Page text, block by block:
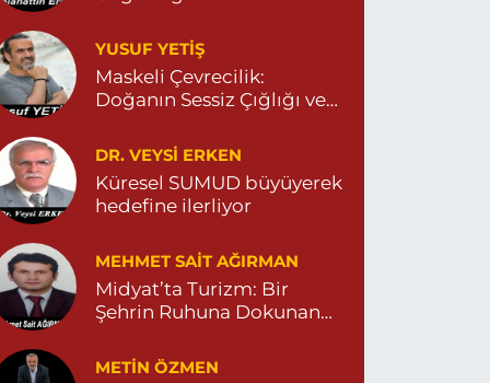
Dara Eczanesi
MAHALLESİ VALİ OZAN CADDESİ DIŞ KAPI
DEVLET HASTANESİ KARŞISI
YOLU CEPHESİ) 04822125304
0 (482) 212 53 04 Yol Tarifi Al
Özdemir Eczanesi
0 (482) 541 31 21 Yol Tarifi Al
YUSUF YETİŞ
Maskeli Çevrecilik:
Doğanın Sessiz Çığlığı ve
DR. VEYSI ERKEN
Küresel SUMUD büyüyerek
hedefine ilerliyor
MEHMET SAIT AĞIRMAN
Midyat’ta Turizm: Bir
Şehrin Ruhuna Dokunan
METIN ÖZMEN